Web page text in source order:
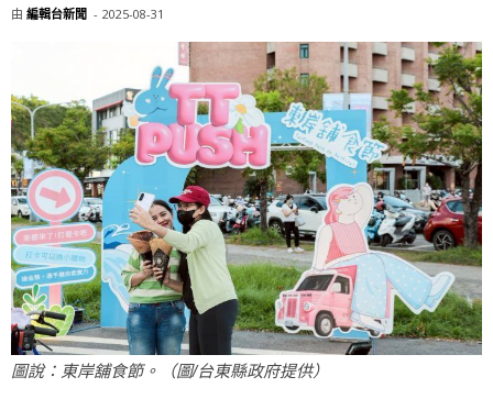
由 編輯台新聞 - 2025-08-31
圖說：東岸舖食節。（圖/台東縣政府提供）